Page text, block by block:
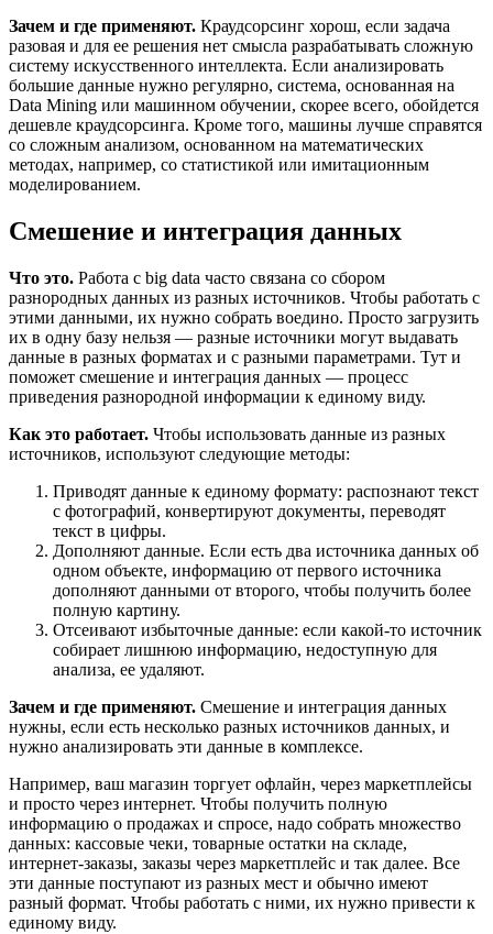
Зачем и где применяют. Краудсорсинг хорош, если задача
разовая и для ее решения нет смысла разрабатывать сложную
систему искусственного интеллекта. Если анализировать
большие данные нужно регулярно, система, основанная на
Data Mining или машинном обучении, скорее всего, обойдется
дешевле краудсорсинга. Кроме того, машины лучше справятся
со сложным анализом, основанном на математических
методах, например, со статистикой или имитационным
моделированием.
Смешение и интеграция данных
Что это. Работа с big data часто связана со сбором
разнородных данных из разных источников. Чтобы работать с
этими данными, их нужно собрать воедино. Просто загрузить
их в одну базу нельзя — разные источники могут выдавать
данные в разных форматах и с разными параметрами. Тут и
поможет смешение и интеграция данных — процесс
приведения разнородной информации к единому виду.
Как это работает. Чтобы использовать данные из разных
источников, используют следующие методы:
Приводят данные к единому формату: распознают текст
с фотографий, конвертируют документы, переводят
текст в цифры.
Дополняют данные. Если есть два источника данных об
одном объекте, информацию от первого источника
дополняют данными от второго, чтобы получить более
полную картину.
Отсеивают избыточные данные: если какой-то источник
собирает лишнюю информацию, недоступную для
анализа, ее удаляют.
Зачем и где применяют. Смешение и интеграция данных
нужны, если есть несколько разных источников данных, и
нужно анализировать эти данные в комплексе.
Например, ваш магазин торгует офлайн, через маркетплейсы
и просто через интернет. Чтобы получить полную
информацию о продажах и спросе, надо собрать множество
данных: кассовые чеки, товарные остатки на складе,
интернет-заказы, заказы через маркетплейс и так далее. Все
эти данные поступают из разных мест и обычно имеют
разный формат. Чтобы работать с ними, их нужно привести к
единому виду.